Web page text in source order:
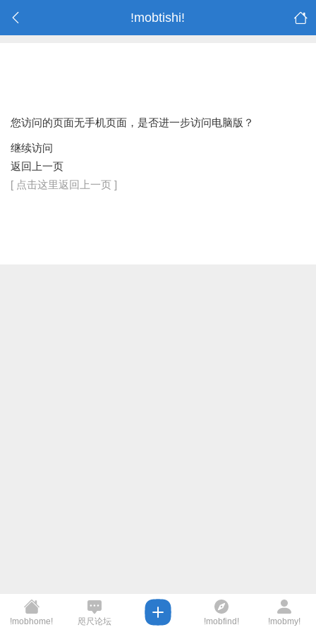
!mobtishi!
您访问的页面无手机页面，是否进一步访问电脑版？
继续访问
返回上一页
[ 点击这里返回上一页 ]
!mobhome! 咫尺论坛 !mobfind! !mobmy!